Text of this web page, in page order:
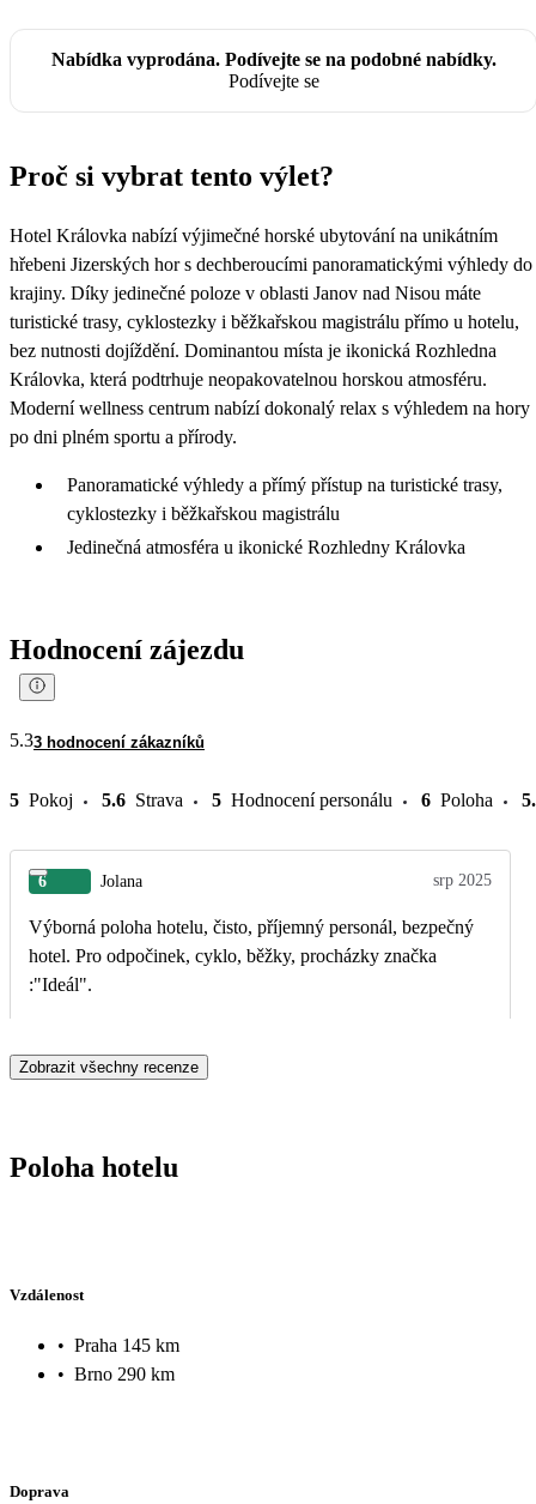
Nabídka vyprodána. Podívejte se na podobné nabídky.
Podívejte se
Proč si vybrat tento výlet?
Hotel Královka nabízí výjimečné horské ubytování na unikátním
hřebeni Jizerských hor s dechberoucími panoramatickými výhledy do
krajiny. Díky jedinečné poloze v oblasti Janov nad Nisou máte
turistické trasy, cyklostezky i běžkařskou magistrálu přímo u hotelu,
bez nutnosti dojíždění. Dominantou místa je ikonická Rozhledna
Královka, která podtrhuje neopakovatelnou horskou atmosféru.
Moderní wellness centrum nabízí dokonalý relax s výhledem na hory
po dni plném sportu a přírody.
Panoramatické výhledy a přímý přístup na turistické trasy,
cyklostezky i běžkařskou magistrálu
Jedinečná atmosféra u ikonické Rozhledny Královka
Hodnocení zájezdu
5.33 hodnocení zákazníků
5 Pokoj 5.6 Strava 5 Hodnocení personálu 6 Poloha
6 Jolana srp 2025
Výborná poloha hotelu, čisto, příjemný personál, bezpečný
hotel. Pro odpočinek, cyklo, běžky, procházky značka
:"Ideál".
Zobrazit všechny recenze
Poloha hotelu
Vzdálenost
• Praha 145 km
• Brno 290 km
Doprava